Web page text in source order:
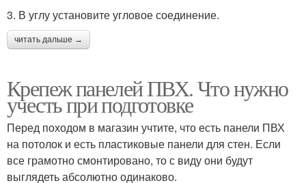
3. В углу установите угловое соединение.
читать дальше →
Крепеж панелей ПВХ. Что нужно
учесть при подготовке
Перед походом в магазин учтите, что есть панели ПВХ
на потолок и есть пластиковые панели для стен. Если
все грамотно смонтировано, то с виду они будут
выглядеть абсолютно одинаково.